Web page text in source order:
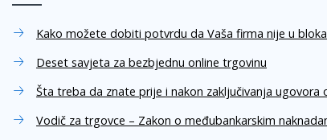
Kako možete dobiti potvrdu da Vaša firma nije u
Deset savjeta za bezbjednu online trgovinu
Šta treba da znate prije i nakon zaključivanja ugovora
Vodič za trgovce – Zakon o međubankarskim